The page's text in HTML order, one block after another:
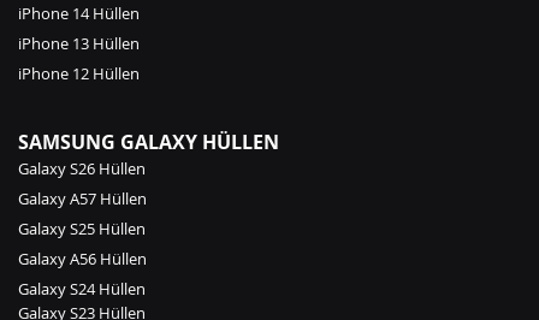
iPhone 14 Hüllen
iPhone 13 Hüllen
iPhone 12 Hüllen
SAMSUNG GALAXY HÜLLEN
Galaxy S26 Hüllen
Galaxy A57 Hüllen
Galaxy S25 Hüllen
Galaxy A56 Hüllen
Galaxy S24 Hüllen
Galaxy S23 Hüllen